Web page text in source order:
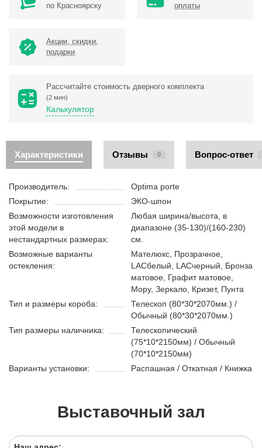
по Красноярску
оплаты
Акции, скидки,
подарки
Рассчитайте стоимость дверного комплекта
(2 мин)
Калькулятор
Характеристики Отзывы 0 Вопрос-ответ
Производитель:
Optima porte
Покрытие:
ЭКО-шпон
Возможности изготовления
этой модели в
нестандартных размерах:
Любая ширина/высота, в
диапазоне (35-130)/(160-230)
см.
Возможные варианты
остекления:
Мателюкс, Прозрачное,
LACбелый, LACчерный, Бронза
матовое, Графит матовое,
Мору, Зеркало, Кризет, Пунта
Тип и размеры короба:
Телескоп (80*30*2070мм.) /
Обычный (80*30*2070мм.)
Тип размеры наличника:
Телескопический
(75*10*2150мм) / Обычный
(70*10*2150мм)
Варианты установки:
Распашная / Откатная / Книжка
Выставочный зал